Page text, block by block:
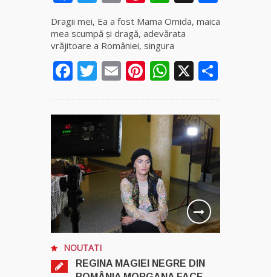
fiică a
Mamei
Celebra
tămăduitoare
de farmece și
Sandra
Tămăduitoarea
Somerda
Cea mai
puternică
vrăjitoare
de magie
Dragii mei, Ea a fost Mama Omida, maica
mea scumpă și dragă, adevărata
vrăjitoare a României, singura
Facebook
Twitter
EmailPinterest
WhatsApp
X
NOUTATI
REGINA MAGIEI NEGRE DIN